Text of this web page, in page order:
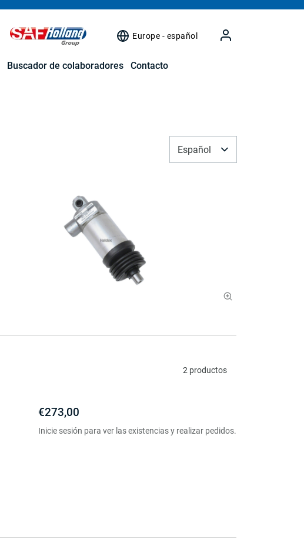
Europe - español
Buscador de colaboradores Contacto
Español
2 productos
€273,00
Inicie sesión para ver las existencias y realizar pedidos.